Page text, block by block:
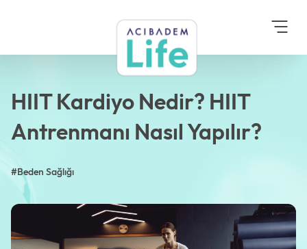
Beden Sağlığı
Antrenmanı Nasıl Yapılır?
HIIT Kardiyo Nedir? HIIT
Antrenmanı Nasıl Yapılır?
#Beden Sağlığı